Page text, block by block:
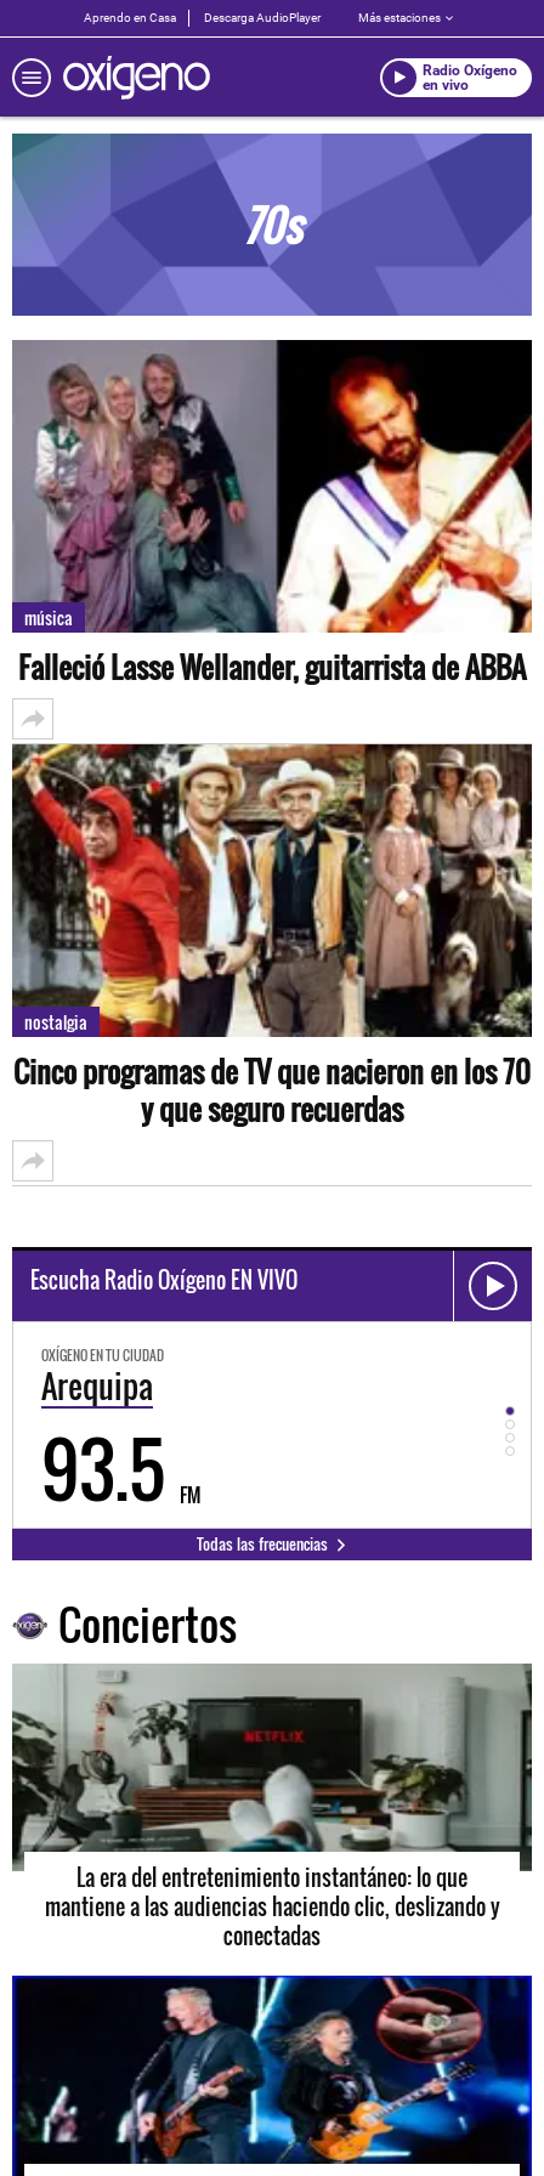
Aprendo en Casa Descarga AudioPlayer Más estaciones
Radio Oxígeno
en vivo
70s
música
Falleció Lasse Wellander, guitarrista de ABBA
nostalgia
Cinco programas de TV que nacieron en los 70
y que seguro recuerdas
Escucha Radio Oxígeno EN VIVO
OXÍGENO EN TU CIUDAD
Trujillo
98.3 FM
Todas las frecuencias
Conciertos
La era del entretenimiento instantáneo: lo que
mantiene a las audiencias haciendo clic, deslizando y
conectadas